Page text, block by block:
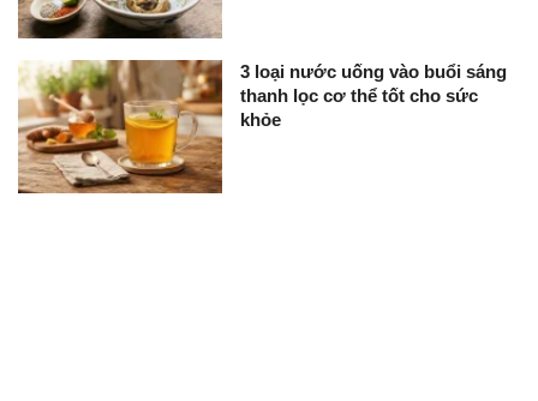
3 loại nước uống vào buổi sáng
thanh lọc cơ thể tốt cho sức
khỏe